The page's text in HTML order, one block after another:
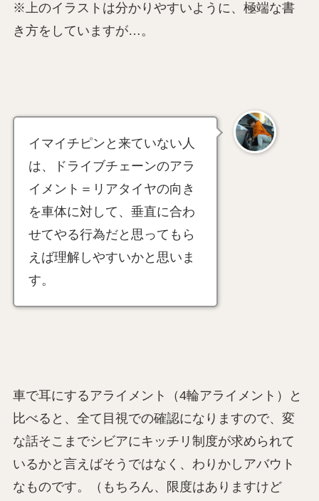
※上のイラストは分かりやすいように、極端な書
き方をしていますが…。
イマイチピンと来ていない人
は、ドライブチェーンのアラ
イメント＝リアタイヤの向き
を車体に対して、垂直に合わ
せてやる行為だと思ってもら
えば理解しやすいかと思いま
す。
車で耳にするアライメント（4輪アライメント）と
比べると、全て目視での確認になりますので、変
な話そこまでシビアにキッチリ制度が求められて
いるかと言えばそうではなく、わりかしアバウト
なものです。（もちろん、限度はありますけど